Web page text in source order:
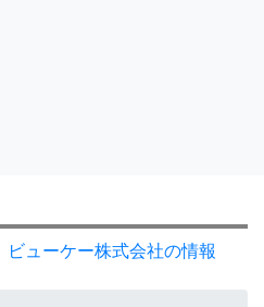
ビューケー株式会社の情報